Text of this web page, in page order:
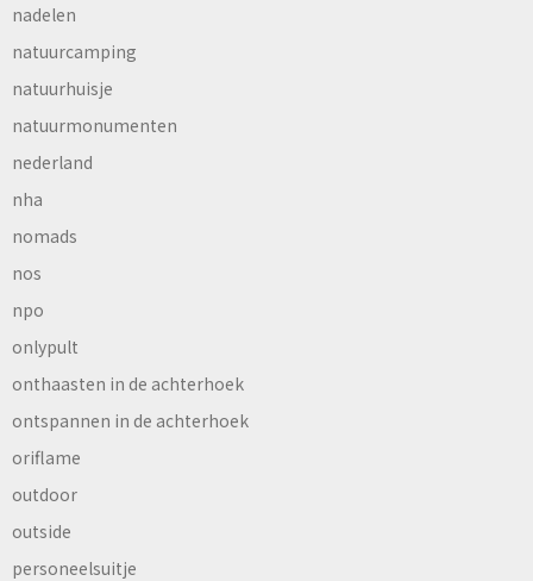
nadelen
natuurcamping
natuurhuisje
natuurmonumenten
nederland
nha
nomads
nos
npo
onlypult
onthaasten in de achterhoek
ontspannen in de achterhoek
oriflame
outdoor
outside
personeelsuitje